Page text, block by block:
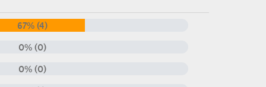
67% (4)
0% (0)
0% (0)